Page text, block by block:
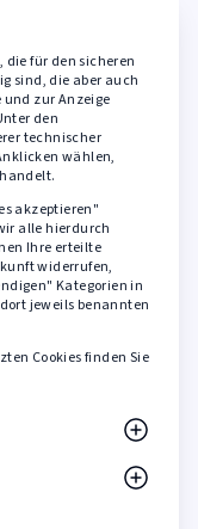
die für den sicheren
sind, die aber auch
und zur Anzeige
den
technischer
wählen,
akzeptieren"
alle hierdurch
Ihre erteilte
widerrufen,
Kategorien in
jeweils benannten
Cookies finden Sie